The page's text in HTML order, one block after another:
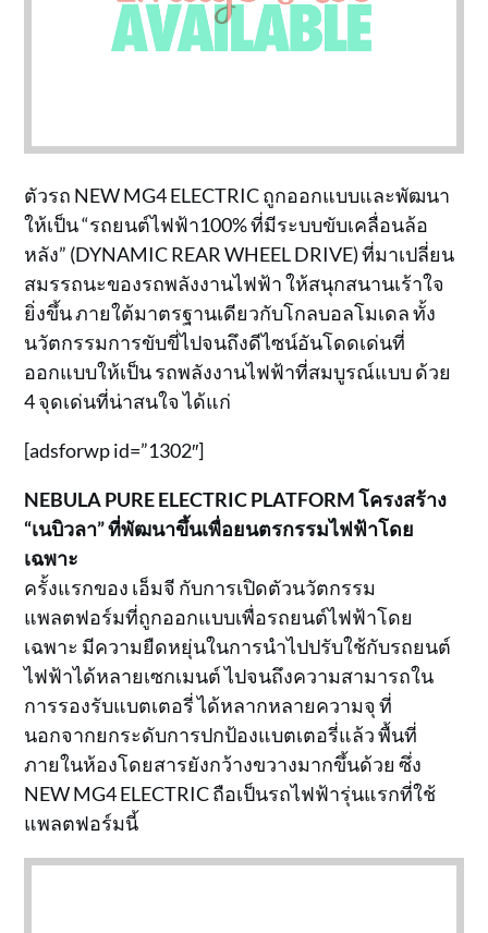
ตัวรถ NEW MG4 ELECTRIC ถูกออกแบบและพัฒนา
ให้เป็น “รถยนต์ไฟฟ้า100% ที่มีระบบขับเคลื่อนล้อ
หลัง” (DYNAMIC REAR WHEEL DRIVE) ที่มาเปลี่ยน
สมรรถนะของรถพลังงานไฟฟ้า ให้สนุกสนานเร้าใจ
ยิ่งขึ้น ภายใต้มาตรฐานเดียวกับโกลบอลโมเดล ทั้ง
นวัตกรรมการขับขี่ไปจนถึงดีไซน์อันโดดเด่นที่
ออกแบบให้เป็น รถพลังงานไฟฟ้าที่สมบูรณ์แบบ ด้วย
4 จุดเด่นที่น่าสนใจ ได้แก่
[adsforwp id=”1302″]
NEBULA PURE ELECTRIC PLATFORM โครงสร้าง
“เนบิวลา” ที่พัฒนาขึ้นเพื่อยนตรกรรมไฟฟ้าโดย
เฉพาะ
ครั้งแรกของ เอ็มจี กับการเปิดตัวนวัตกรรม
แพลตฟอร์มที่ถูกออกแบบเพื่อรถยนต์ไฟฟ้าโดย
เฉพาะ มีความยืดหยุ่นในการนำไปปรับใช้กับรถยนต์
ไฟฟ้าได้หลายเซกเมนต์ ไปจนถึงความสามารถใน
การรองรับแบตเตอรี่ ได้หลากหลายความจุ ที่
นอกจากยกระดับการปกป้องแบตเตอรี่แล้ว พื้นที่
ภายในห้องโดยสารยังกว้างขวางมากขึ้นด้วย ซึ่ง
NEW MG4 ELECTRIC ถือเป็นรถไฟฟ้ารุ่นแรกที่ใช้
แพลตฟอร์มนี้